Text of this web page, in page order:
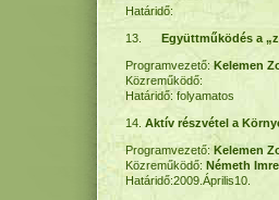
Határidő:
13. Együttműködés a
Programvezető: Kelemen
Közreműködő:
Határidő: folyamatos
14. Aktív részvétel a
Programvezető:Kelemen
Közreműködő: Németh Imre
Határidő:2009.Április10.